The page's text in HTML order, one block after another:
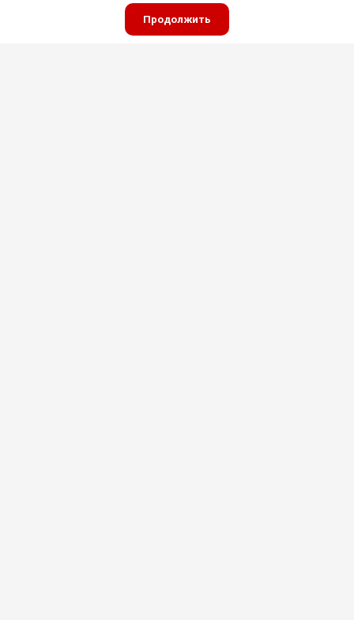
ИП Дубинин
Продолжить